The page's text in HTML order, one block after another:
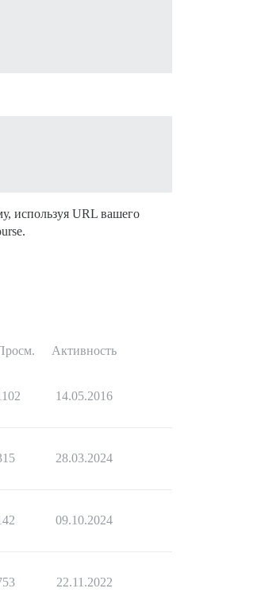
используя URL вашего
Активность
14.05.2016
28.03.2024
09.10.2024
22.11.2022